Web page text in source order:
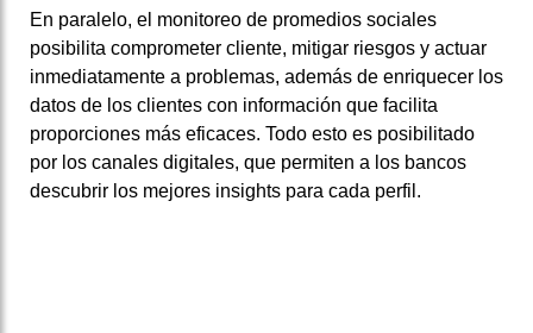
En paralelo, el monitoreo de promedios sociales
posibilita comprometer cliente, mitigar riesgos y actuar
inmediatamente a problemas, además de enriquecer los
datos de los clientes con información que facilita
proporciones más eficaces. Todo esto es posibilitado
por los canales digitales, que permiten a los bancos
descubrir los mejores insights para cada perfil.